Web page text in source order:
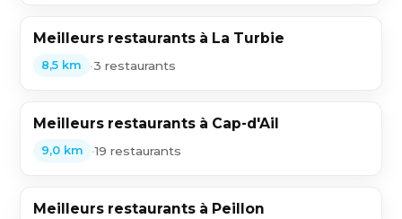
Meilleurs restaurants à La Turbie
8,5 km •3 restaurants
Meilleurs restaurants à Cap-d'Ail
9,0 km •19 restaurants
Meilleurs restaurants à Peillon